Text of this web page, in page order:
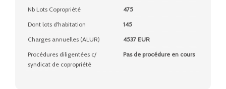
Nb Lots Copropriété
475
Dont lots d'habitation
145
Charges annuelles (ALUR)
4537 EUR
Procédures diligentées c/
syndicat de copropriété
Pas de procédure en cours